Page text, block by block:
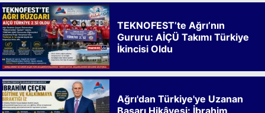
TEKNOFEST’te Ağrı’nın
Gururu: AİÇÜ Takımı Türkiye
İkincisi Oldu
Ağrı'dan Türkiye'ye Uzanan
Başarı Hikâyesi: İbrahim